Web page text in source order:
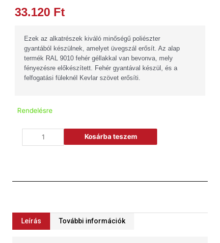
33.120 Ft
Ezek az alkatrészek kiváló minőségű poliészter
gyantából készülnek, amelyet üvegszál erősít. Az alap
termék RAL 9010 fehér géllakkal van bevonva, mely
fényezésre előkészített. Fehér gyantával készül, és a
felfogatási füleknél Kevlar szövet erősíti.
Rendelésre
Kosárba teszem
Leírás További információk